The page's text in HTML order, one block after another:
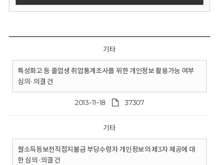
기타
특성화고 등 졸업생 취업통계조사를 위한 개인정보 활용가능 여부
심의·의결 건
2013-11-18 37307
기타
쌀소득등보전직접지불금 부당수령자 개인정보의 제3자 제공에 대
한 심의·의결 건